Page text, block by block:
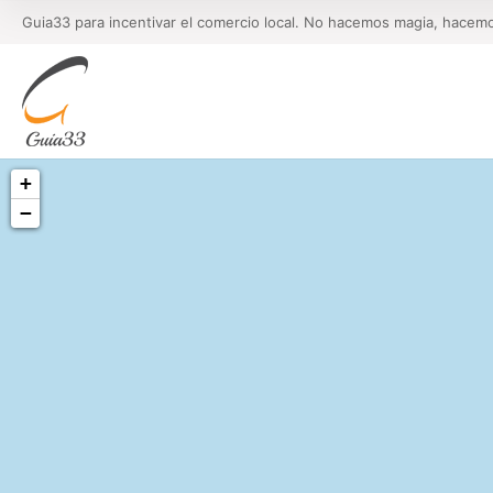
Guia33 para incentivar el comercio local. No hacemos magia,
+
−